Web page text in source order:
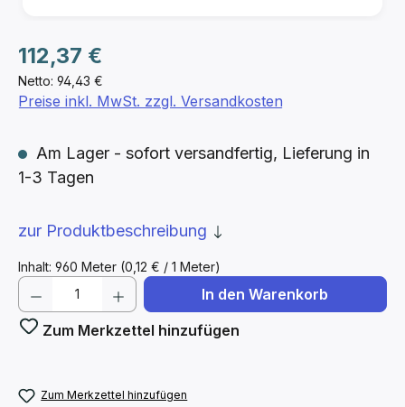
Netto: 94,43 €
Regulärer Preis:
112,37 €
Inhalt: 960 Meter (0,12 € / 1 Meter)
Preise inkl. MwSt. zzgl. Versandkosten
Am Lager - sofort versandfertig, Lieferung in
1-3 Tagen
zur Produktbeschreibung
Produkt Anzahl: Gib den gewünschten
In den Warenkorb
Zum Merkzettel hinzufügen
Zum Merkzettel hinzufügen